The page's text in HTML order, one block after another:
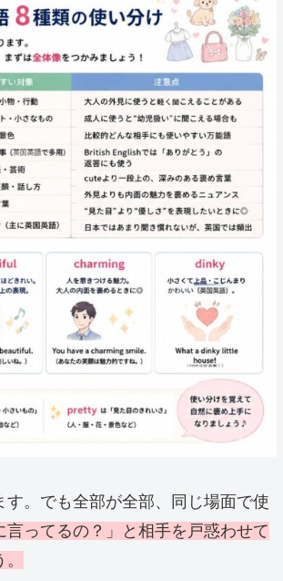
。でも全部が全部、同じ場面で使
ってるの？」と相手を戸惑わせて